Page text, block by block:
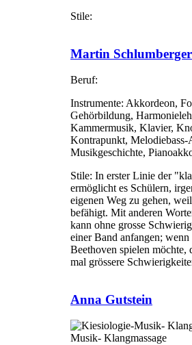
Stile:
Martin Schlumberger
Beruf:
Instrumente: Akkordeon,
Gehörbildung,
Kammermusik, Klavier,
Kontrapunkt, Melodiebass-
Musikgeschichte,
Stile: In erster Linie der
ermöglicht es Schülern,
eigenen Weg zu gehen,
befähigt. Mit anderen
kann ohne grosse
einer Band anfangen;
Beethoven spielen möchte,
mal grössere
Anna Gutstein
Musik- Klangmassage